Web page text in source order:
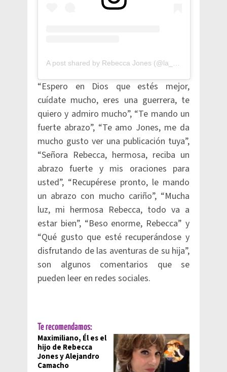
“Espero en Dios que estés mejor,
cuídate mucho, eres una guerrera, te
quiero y admiro mucho”, “Te mando un
fuerte abrazo”, “Te amo Jones, me da
mucho gusto ver una publicación tuya”,
“Señora Rebecca, hermosa, reciba un
abrazo fuerte y mis oraciones para
usted”, “Recupérese pronto, le mando
un abrazo con mucho cariño”, “Mucha
luz, mi hermosa Rebecca, todo va a
estar bien”, “Beso enorme, Rebecca” y
“Qué gusto que esté recuperándose y
disfrutando de las aventuras de su hija”,
son algunos comentarios que se
pueden leer en redes sociales.​
Te recomendamos:
Maximiliano, Él es el
hijo de Rebecca
Jones y Alejandro
Camacho